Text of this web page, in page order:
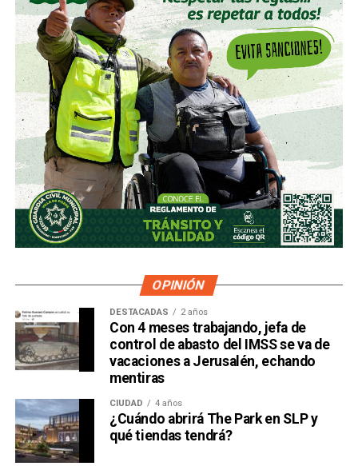
OPINIÓN
DESTACADAS 2 años
Con 4 meses trabajando, jefa de
control de abasto del IMSS se va de
vacaciones a Jerusalén, echando
mentiras
CIUDAD 4 años
¿Cuándo abrirá The Park en SLP y
qué tiendas tendrá?